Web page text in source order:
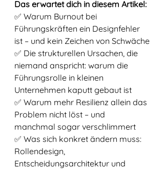
Das erwartet dich in diesem Artikel:
✅ Warum Burnout bei
Führungskräften ein Designfehler
ist – und kein Zeichen von Schwäche
✅ Die strukturellen Ursachen, die
niemand anspricht: warum die
Führungsrolle in kleinen
Unternehmen kaputt gebaut ist
✅ Warum mehr Resilienz allein das
Problem nicht löst – und
manchmal sogar verschlimmert
✅ Was sich konkret ändern muss:
Rollendesign,
Entscheidungsarchitektur und